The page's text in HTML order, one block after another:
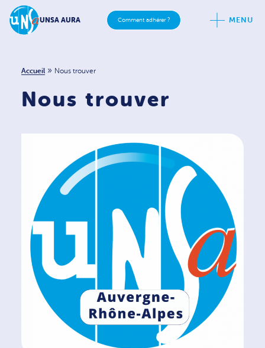
UNSA AURA MENU
Comment adhérer ?
Accueil » Nous trouver
Nous trouver